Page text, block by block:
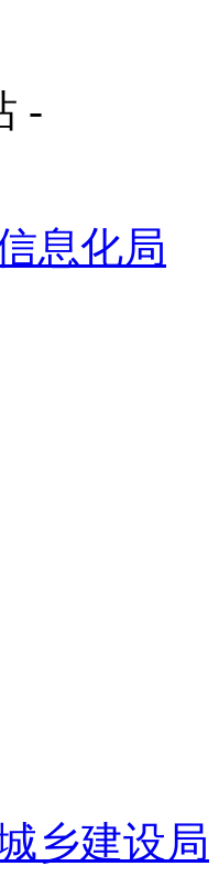
-
息化局
乡建设局